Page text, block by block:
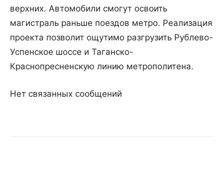
верхних. Автомобили смогут освоить
магистраль раньше поездов метро. Реализация
проекта позволит ощутимо разгрузить Рублево-
Успенское шоссе и Таганско-
Краснопресненскую линию метрополитена.
Нет связанных сообщений